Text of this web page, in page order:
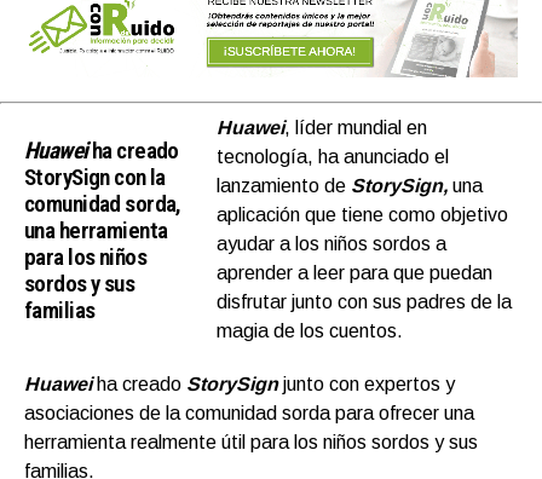
Huaweiha creado
StorySign con la
comunidad sorda,
una herramienta
para los niños
sordos y sus
familias
Huawei, líder mundial en
tecnología, ha anunciado el
lanzamiento de StorySign, una
aplicación que tiene como objetivo
ayudar a los niños sordos a
aprender a leer para que puedan
disfrutar junto con sus padres de la
magia de los cuentos.
Huawei ha creado StorySignjunto con expertos y
asociaciones de la comunidad sorda para ofrecer una
herramienta realmente útil para los niños sordos y sus
familias.